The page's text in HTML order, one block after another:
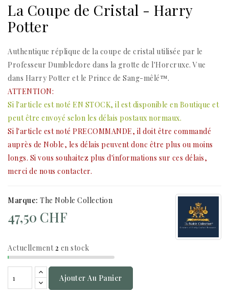
La Coupe de Cristal - Harry
Potter
Authentique réplique de la coupe de cristal utilisée par le
Professeur Dumbledore dans la grotte de l'Horcruxe. Vue
dans Harry Potter et le Prince de Sang-mêlé™.
ATTENTION:
Si l'article est noté EN STOCK, il est disponible en Boutique et
peut être envoyé selon les délais postaux normaux.
Si l'article est noté PRECOMMANDE, il doit être commandé
auprès de Noble, les délais peuvent donc être plus ou moins
longs. Si vous souhaitez plus d'informations sur ces délais,
merci de nous contacter.
Marque: The Noble Collection
Actuellement2 en stock
47,50 CHF
Ajouter Au Panier